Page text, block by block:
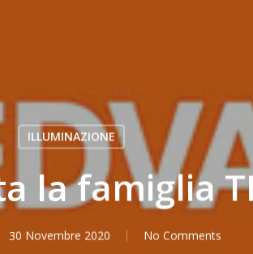
ILLUMINAZIONE
la famiglia
30 Novembre 2020 No Comments